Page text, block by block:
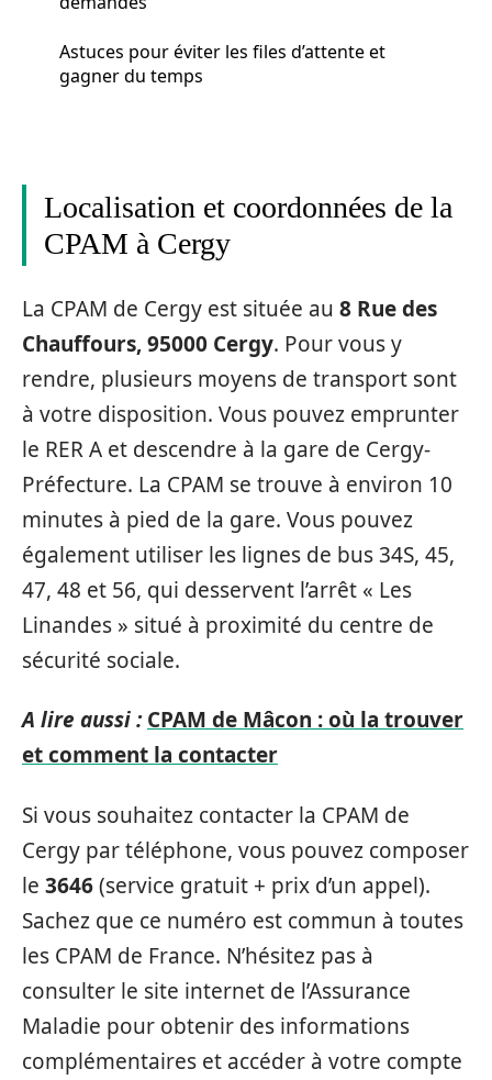
Astuces pour éviter les files d’attente et
gagner du temps
Localisation et coordonnées de la
CPAM à Cergy
La CPAM de Cergy est située au 8 Rue des
Chauffours, 95000 Cergy. Pour vous y
rendre, plusieurs moyens de transport sont
à votre disposition. Vous pouvez emprunter
le RER A et descendre à la gare de Cergy-
Préfecture. La CPAM se trouve à environ 10
minutes à pied de la gare. Vous pouvez
également utiliser les lignes de bus 34S, 45,
47, 48 et 56, qui desservent l’arrêt « Les
Linandes » situé à proximité du centre de
sécurité sociale.
A lire aussi : CPAM de Mâcon : où la trouver
et comment la contacter
Si vous souhaitez contacter la CPAM de
Cergy par téléphone, vous pouvez composer
le 3646(service gratuit + prix d’un appel).
Sachez que ce numéro est commun à toutes
les CPAM de France. N’hésitez pas à
consulter le site internet de l’Assurance
Maladie pour obtenir des informations
complémentaires et accéder à votre compte